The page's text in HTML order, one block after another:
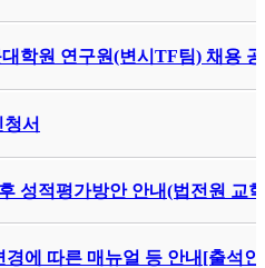
학원 연구원(변시TF팀) 채용
서
성적평가방안 안내(법전원 교
경에 따른 매뉴얼 등 안내[출석